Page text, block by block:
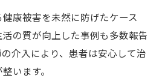
康被害を未然に防げたケース
の質が向上した事例も多数報告
介入により、患者は安心して治
います。